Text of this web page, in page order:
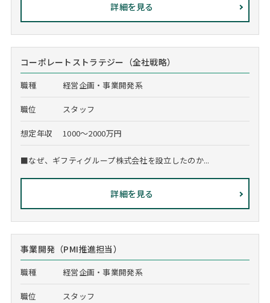
詳細を見る
コーポレートストラテジー（全社戦略）
職種 経営企画・事業開発系
職位 スタッフ
想定年収 1000～2000万円
■なぜ、ギフティグループ株式会社を設立したのか...
詳細を見る
事業開発（PMI推進担当）
職種 経営企画・事業開発系
職位 スタッフ